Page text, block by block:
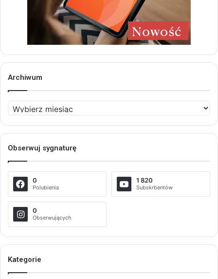
Archiwum
Archiwum
Obserwuj sygnaturę
0
Polubienia
1 820
Subskrbentów
0
Obserwujących
Kategorie